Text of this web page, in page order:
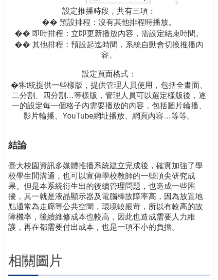
設定推播時段，共有三項：
�� 預設排程：沒有其他排程時播放。
�� 即時排程：立即更新播放內容，需設定結束時間。
�� 其他排程：預設起迄時間，系統自動會切換推播內
容。
設定頁面格式：
�犐t統提供一些樣版，提供管理人員使用，包括全畫面、
二分割、四分割…等樣版，管理人員可以選定樣版後，逐
一的設定每一個格子內需要播放的內容，包括圖片輪播、
影片輪播、YouTube網址播放、網頁內容…等等。
結論
臺大校園資訊多媒體推播系統建立完成後，確實加強了學
校學生間溝通，也可以宣傳學校教師的一些頂尖研究成
果。但是本系統衍生出的後續管理問題，也造成一些困
擾，其一就是液晶顯示器及電腦棒故障率高，因為放置地
點通常為走廊等公共空間，環境較嚴苛，所以有較高的故
障機率，後續維修成本也較高，因此也造成需要人力維
護，再在都需要付出成本，也是一項不小的負擔。
相關圖片